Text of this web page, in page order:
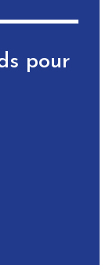
pour